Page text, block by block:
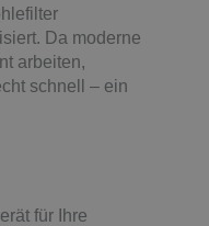
Da moderne
arbeiten,
schnell – ein
für Ihre